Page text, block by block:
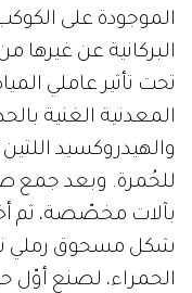
الموجودة على
البركانية عن غيرها
تحت تأثير عاملي
المعدنية الغنية
والهيدروكسيد
للحُمرة. وبعد جمع
بآلات مخصّصة، ثم
شكل مسحوق رملي
الحمراء، لصنع أوّل